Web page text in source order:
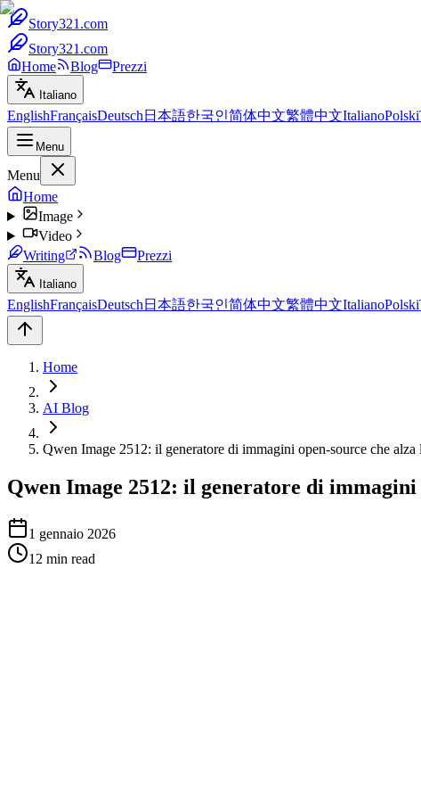
Story321.com
Story321.com
Home
Blog Prezzi
Italiano
EnglishFrançaisDeutsch 日本語한국인简体中文繁體中文ItalianoPolski
Menu
Menu
Home
Image
Video
Writing
Blog Prezzi
Italiano
EnglishFrançaisDeutsch 日本語한국인简体中文繁體中文ItalianoPolski
Home
AI Blog
Qwen Image 2512: il generatore di immagini open-source che alza
Qwen Image 2512: il generatore di
1 gennaio 2026
12 min read